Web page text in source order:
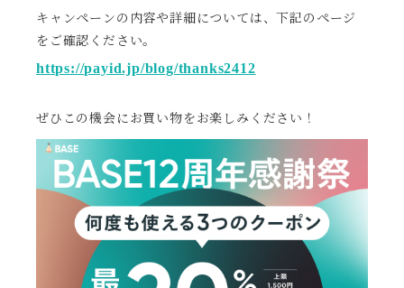
キャンペーンの内容や詳細については、下記のページ
をご確認ください。
https://payid.jp/blog/thanks2412
ぜひこの機会にお買い物をお楽しみください！